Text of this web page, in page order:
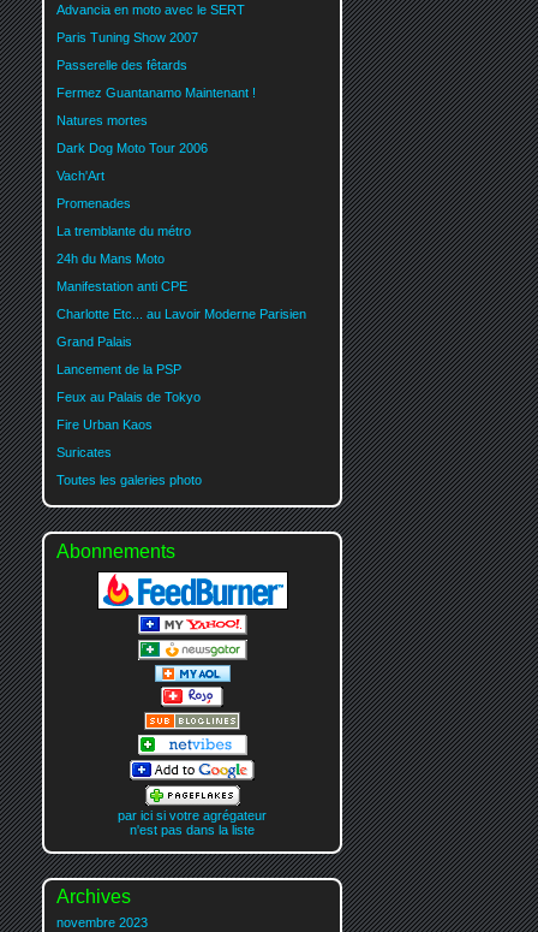
Advancia en moto avec le SERT
Paris Tuning Show 2007
Passerelle des fêtards
Fermez Guantanamo Maintenant !
Natures mortes
Dark Dog Moto Tour 2006
Vach'Art
Promenades
La tremblante du métro
24h du Mans Moto
Manifestation anti CPE
Charlotte Etc... au Lavoir Moderne Parisien
Grand Palais
Lancement de la PSP
Feux au Palais de Tokyo
Fire Urban Kaos
Suricates
Toutes les galeries photo
Abonnements
par ici si votre agrégateur
n'est pas dans la liste
Archives
novembre 2023